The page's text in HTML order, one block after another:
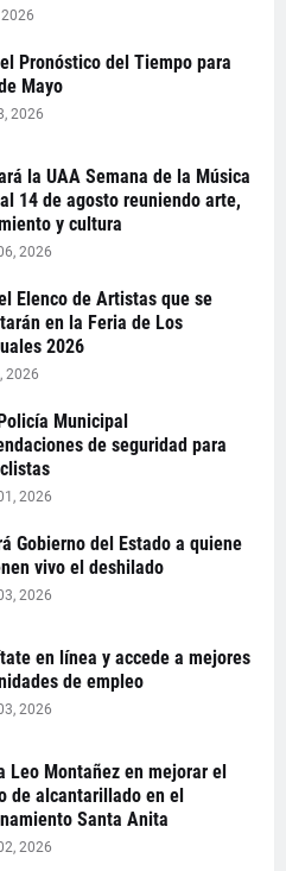
Pronóstico del Tiempo para
Mayo
2026
la UAA Semana de la Música
14 de agosto reuniendo arte,
y cultura
2026
Elenco de Artistas que se
en la Feria de Los
2026
2026
Municipal
de seguridad para
2026
Gobierno del Estado a quiene
vivo el deshilado
2026
en línea y accede a mejores
de empleo
2026
Leo Montañez en mejorar el
de alcantarillado en el
Santa Anita
2026